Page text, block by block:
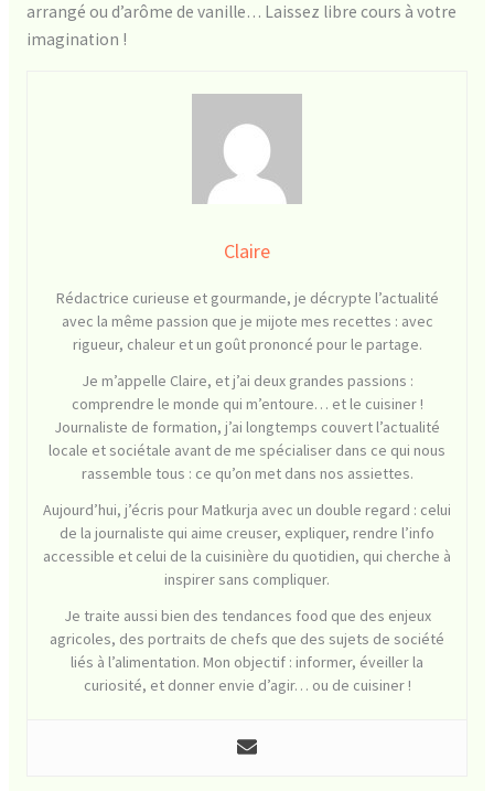
arrangé ou d’arôme de vanille… Laissez libre cours à votre
imagination !
Claire
Rédactrice curieuse et gourmande, je décrypte l’actualité
avec la même passion que je mijote mes recettes : avec
rigueur, chaleur et un goût prononcé pour le partage.
Je m’appelle Claire, et j’ai deux grandes passions :
comprendre le monde qui m’entoure… et le cuisiner !
Journaliste de formation, j’ai longtemps couvert l’actualité
locale et sociétale avant de me spécialiser dans ce qui nous
rassemble tous : ce qu’on met dans nos assiettes.
Aujourd’hui, j’écris pour Matkurja avec un double regard : celui
de la journaliste qui aime creuser, expliquer, rendre l’info
accessible et celui de la cuisinière du quotidien, qui cherche à
inspirer sans compliquer.
Je traite aussi bien des tendances food que des enjeux
agricoles, des portraits de chefs que des sujets de société
liés à l’alimentation. Mon objectif : informer, éveiller la
curiosité, et donner envie d’agir… ou de cuisiner !